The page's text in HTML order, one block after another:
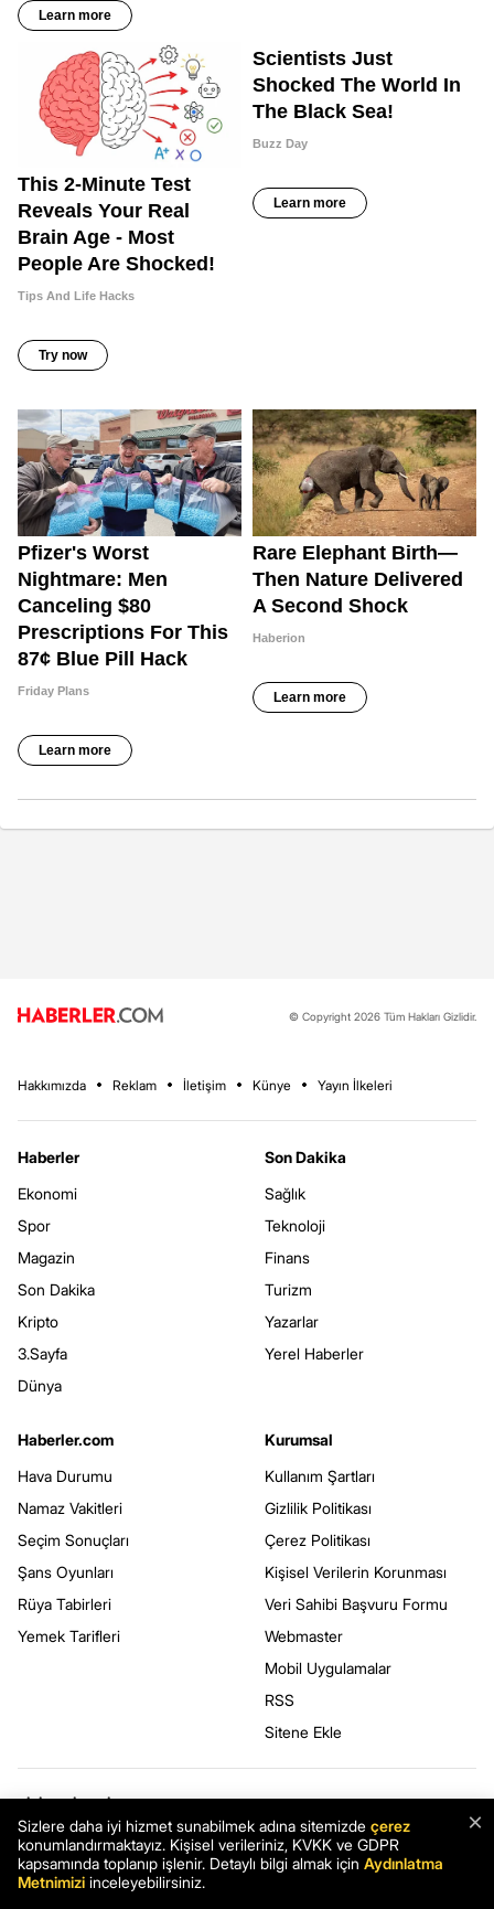
© Copyright 2026 Tüm Hakları Gizlidir.
Hakkımızda Reklam İletişim Künye Yayın İlkeleri
Haberler
Ekonomi
Spor
Magazin
Son Dakika
Kripto
3.Sayfa
Dünya
Son Dakika
Sağlık
Teknoloji
Finans
Turizm
Yazarlar
Yerel Haberler
Haberler.com
Hava Durumu
Namaz Vakitleri
Seçim Sonuçları
Şans Oyunları
Rüya Tabirleri
Yemek Tarifleri
Kurumsal
Kullanım Şartları
Gizlilik Politikası
Çerez Politikası
Kişisel Verilerin Korunması
Veri Sahibi Başvuru Formu
Webmaster
Mobil Uygulamalar
RSS
Sitene Ekle
×
Sizlere daha iyi hizmet sunabilmek adına sitemizde çerez
konumlandırmaktayız. Kişisel verileriniz, KVKK ve GDPR
kapsamında toplanıp işlenir. Detaylı bilgi almak için Aydınlatma
Metnimizi inceleyebilirsiniz.